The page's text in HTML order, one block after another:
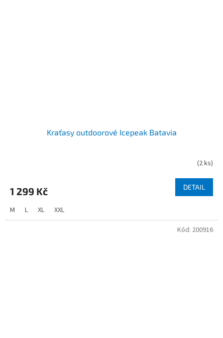
Kraťasy outdoorové Icepeak Batavia
(2 ks)
1 299 Kč DETAIL
M L XL XXL
Kód: 200916